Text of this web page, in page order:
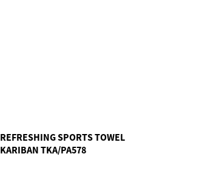
REFRESHING SPORTS TOWEL
KARIBAN TKA/PA578